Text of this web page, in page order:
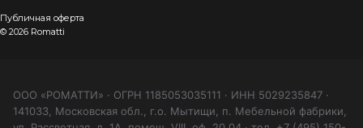
Публичная оферта
© 2026 Romatti
ООО «РОМАТТИ» · ОГРН 1185053035111 · ИНН 5029235847 ·
141033, Московская обл., г.о. Мытищи, п. Мебельной фабрики,